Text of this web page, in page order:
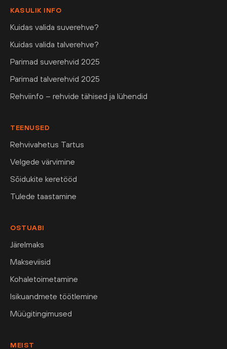
KASULIK INFO
Kuidas valida suverehve?
Kuidas valida talverehve?
Parimad suverehvid 2025
Parimad talverehvid 2025
Rehviinfo – rehvide tähised ja lühendid
TEENUSED
Rehvivahetus Tartus
Velgede värvimine
Sõidukite keretööd
Tulede taastamine
OSTUABI
Järelmaks
Makseviisid
Kohaletoimetamine
Isikuandmete töötlemine
Müügitingimused
MEIST